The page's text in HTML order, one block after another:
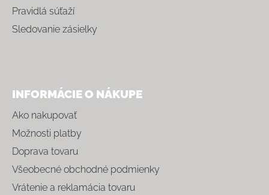
Pravidlá súťaží
Sledovanie zásielky
INFORMÁCIE O NÁKUPE
Ako nakupovať
Možnosti platby
Doprava tovaru
Všeobecné obchodné podmienky
Vrátenie a reklamácia tovaru